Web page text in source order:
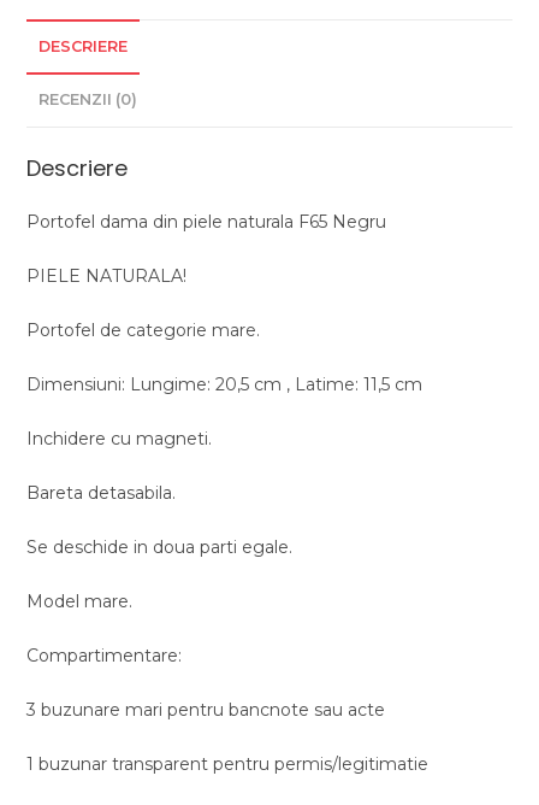
DESCRIERE
RECENZII (0)
Descriere
Portofel dama din piele naturala F65 Negru
PIELE NATURALA!
Portofel de categorie mare.
Dimensiuni: Lungime: 20,5 cm , Latime: 11,5 cm
Inchidere cu magneti.
Bareta detasabila.
Se deschide in doua parti egale.
Model mare.
Compartimentare:
3 buzunare mari pentru bancnote sau acte
1 buzunar transparent pentru permis/legitimatie